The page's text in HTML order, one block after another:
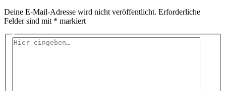
Deine E-Mail-Adresse wird nicht veröffentlicht. Erforderliche
Felder sind mit * markiert
Hier